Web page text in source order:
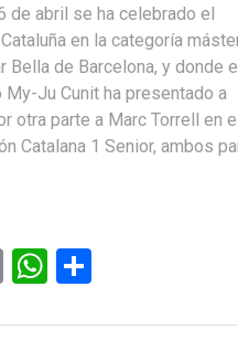
de abril se ha celebrado el
en la categoría
Bella de Barcelona, y donde
My-Ju Cunit ha presentado a
otra parte a Marc Torrell en
Catalana 1 Senior, ambos
E
ail
W
at m